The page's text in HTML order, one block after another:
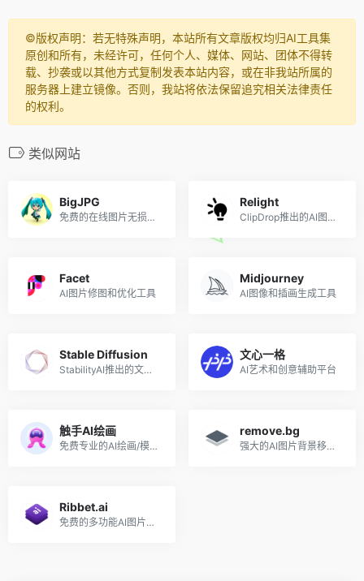
©️版权声明：若无特殊声明，本站所有文章版权均归AI工具集
原创和所有，未经许可，任何个人、媒体、网站、团体不得转
载、抄袭或以其他方式复制发表本站内容，或在非我站所属的
服务器上建立镜像。否则，我站将依法保留追究相关法律责任
的权利。
类似网站
BigJPG
免费的在线图片无损放大工具
Relight
ClipDrop推出的AI图像打光工具
Facet
AI图片修图和优化工具
Midjourney
AI图像和插画生成工具
Stable Diffusion
StabilityAI推出的文本到图像生成AI
文心一格
AI艺术和创意辅助平台
触手AI绘画
免费专业的AI绘画/模型/分享平台
remove.bg
强大的AI图片背景移除工具
Ribbet.ai
免费的多功能AI图片处理工具箱